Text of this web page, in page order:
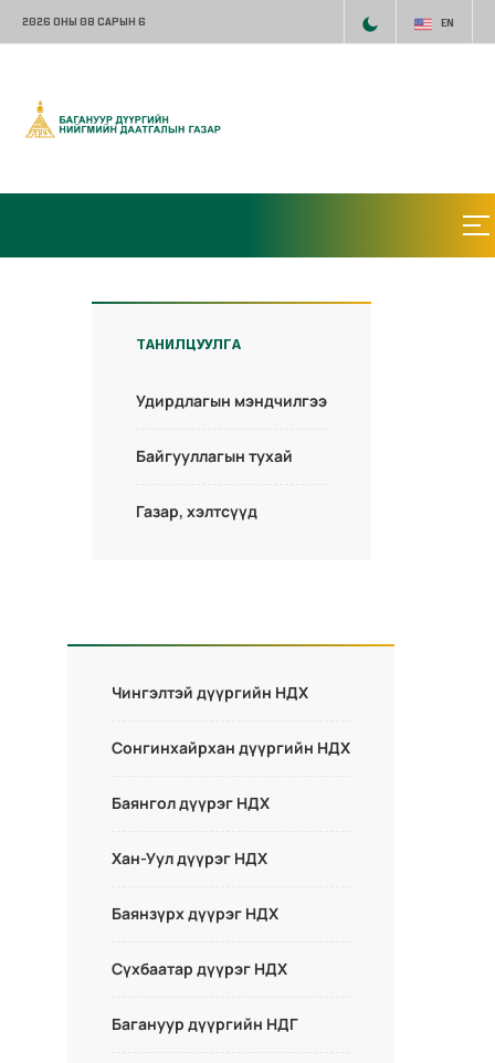
2026 ОНЫ 08 САРЫН 6 EN
ТАНИЛЦУУЛГА
Удирдлагын мэндчилгээ
Байгууллагын тухай
Газар, хэлтсүүд
Чингэлтэй дүүргийн НДХ
Сонгинхайрхан дүүргийн НДХ
Баянгол дүүрэг НДХ
Хан-Уул дүүрэг НДХ
Баянзүрх дүүрэг НДХ
Сүхбаатар дүүрэг НДХ
Багануур дүүргийн НДГ